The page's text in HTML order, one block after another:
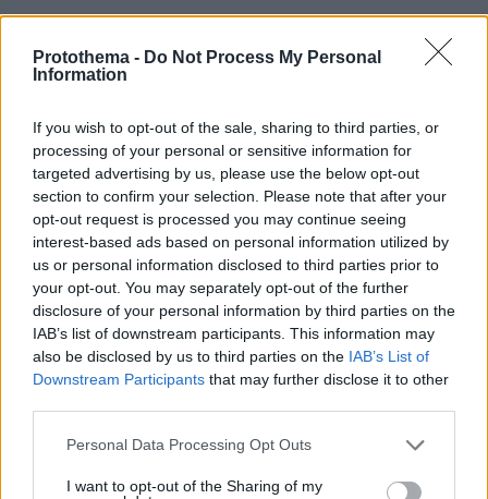
Protothema - Do Not Process My Personal
Information
If you wish to opt-out of the sale, sharing to third parties, or
processing of your personal or sensitive information for
targeted advertising by us, please use the below opt-out
section to confirm your selection. Please note that after your
opt-out request is processed you may continue seeing
interest-based ads based on personal information utilized by
us or personal information disclosed to third parties prior to
your opt-out. You may separately opt-out of the further
disclosure of your personal information by third parties on the
IAB’s list of downstream participants. This information may
also be disclosed by us to third parties on the IAB’s List of
Downstream Participants that may further disclose it to other
Please note that this website/app uses one or more Google
not limited to your visit or usage behaviour. You may click to
Personal Data Processing Opt Outs
I want to opt-out of the Sharing of my
Σχετικά Άρθρα
από την Ελλάδα
και τον Κόσμο, τη στιγμή που συμβαίνουν, στο
Protothema.gr